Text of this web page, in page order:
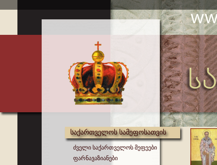
საქართველოს სამეფოსათვის
ძველი საქართველოს მეფეები
ფარნავაზიანები